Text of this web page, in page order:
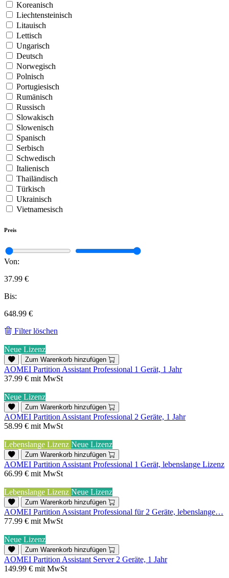
Koreanisch
Liechtensteinisch
Litauisch
Lettisch
Ungarisch
Deutsch
Norwegisch
Polnisch
Portugiesisch
Rumänisch
Russisch
Slowakisch
Slowenisch
Spanisch
Serbisch
Schwedisch
Italienisch
Thailändisch
Türkisch
Ukrainisch
Vietnamesisch
Preis
Von:
37.99 €
Bis:
648.99 €
Filter löschen
Neue Lizenz
Zum Warenkorb hinzufügen
AOMEI Partition Assistant Professional 1 Gerät, 1 Jahr
37.99 € mit MwSt
Neue Lizenz
Zum Warenkorb hinzufügen
AOMEI Partition Assistant Professional 2 Geräte, 1 Jahr
58.99 € mit MwSt
Lebenslange Lizenz Neue Lizenz
Zum Warenkorb hinzufügen
AOMEI Partition Assistant Professional 1 Gerät, lebenslange Lizenz
66.99 € mit MwSt
Lebenslange Lizenz Neue Lizenz
Zum Warenkorb hinzufügen
AOMEI Partition Assistant Professional für 2 Geräte, lebenslange…
77.99 € mit MwSt
Neue Lizenz
Zum Warenkorb hinzufügen
AOMEI Partition Assistant Server 2 Geräte, 1 Jahr
149.99 € mit MwSt